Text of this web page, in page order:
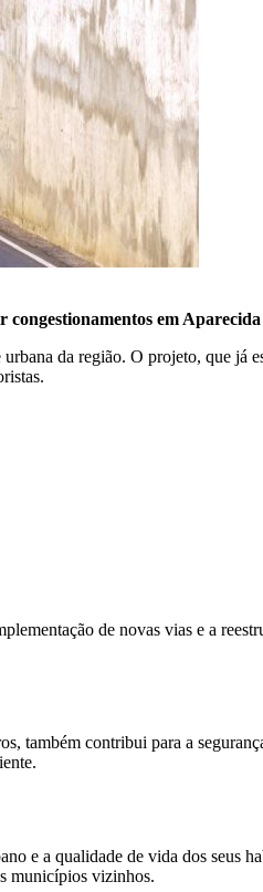
em
da região. O projeto, que já
de novas vias e a
também contribui para a
a qualidade de vida dos seus
municípios vizinhos.